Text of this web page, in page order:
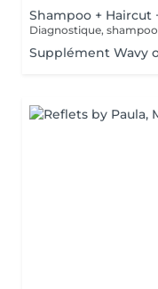
Shampoo + Haircut
Diagnostique,
Supplément Wavy